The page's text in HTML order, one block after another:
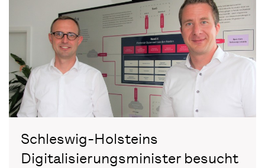
Schleswig-Holsteins
Digitalisierungsminister besucht